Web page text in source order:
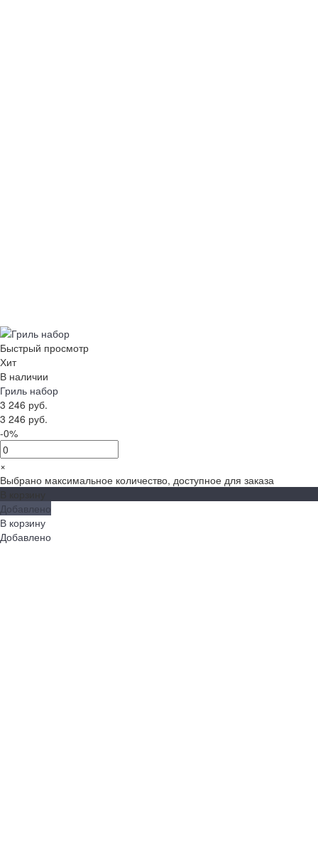
Быстрый просмотр
Хит
В наличии
Гриль набор
3 246 руб.
3 246 руб.
-0%
×
Выбрано максимальное количество, доступное для заказа
Добавлено
В корзину
Добавлено